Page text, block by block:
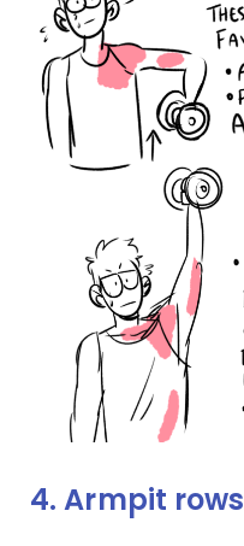
4.Armpit rows